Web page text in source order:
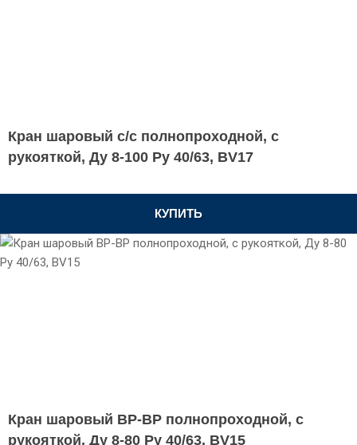
Кран шаровый с/с полнопроходной, с
рукояткой, Ду 8-100 Ру 40/63, BV17
КУПИТЬ
Кран шаровый ВР-ВР полнопроходной, с
рукояткой, Ду 8-80 Ру 40/63, BV15